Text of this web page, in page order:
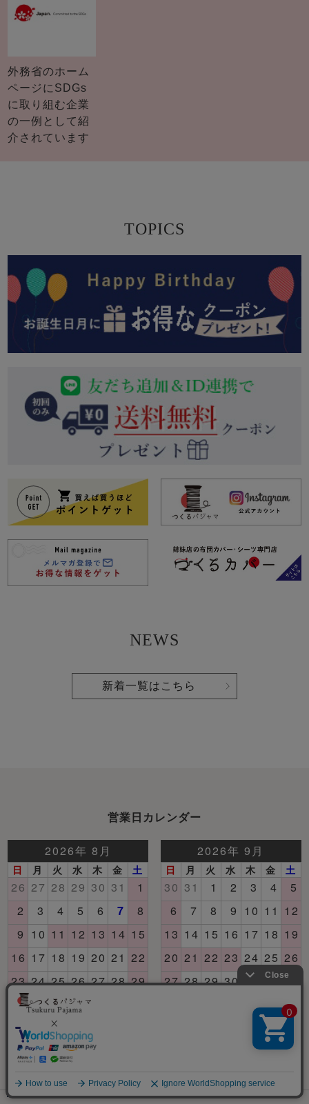
メニュー
外務省のホーム
ページにSDGs
に取り組む企業
の一例として紹
介されています
TOPICS
NEWS
新着一覧はこちら
営業日カレンダー
土日祝日はお休みいただいております。 翌営業日以降
にご連絡いたします。